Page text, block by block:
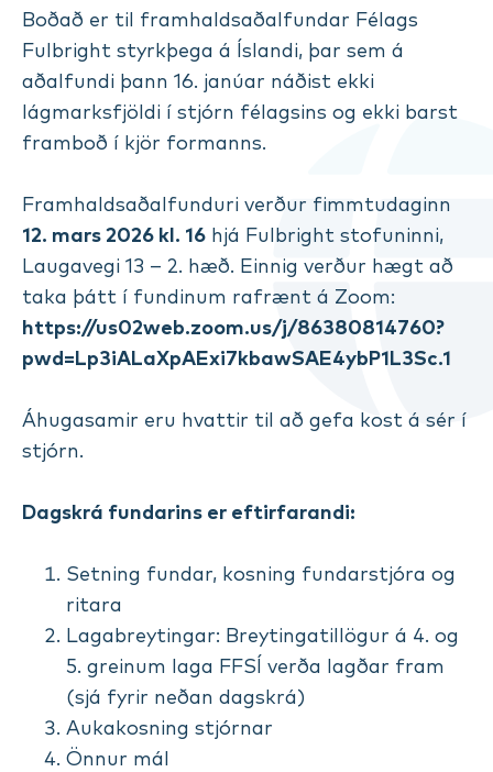
Boðað er til framhaldsaðalfundar Félags
Fulbright styrkþega á Íslandi, þar sem á
aðalfundi þann 16. janúar náðist ekki
lágmarksfjöldi í stjórn félagsins og ekki barst
framboð í kjör formanns.
Framhaldsaðalfunduri verður fimmtudaginn
12. mars 2026 kl. 16 hjá Fulbright stofuninni,
Laugavegi 13 – 2. hæð. Einnig verður hægt að
taka þátt í fundinum rafrænt á Zoom:
https://us02web.zoom.us/j/86380814760?
pwd=Lp3iALaXpAExi7kbawSAE4ybP1L3Sc.1
Áhugasamir eru hvattir til að gefa kost á sér í
stjórn.
Dagskrá fundarins er eftirfarandi:
Setning fundar, kosning fundarstjóra og
ritara
Lagabreytingar: Breytingatillögur á 4. og
5. greinum laga FFSÍ verða lagðar fram
(sjá fyrir neðan dagskrá)
Aukakosning stjórnar
Önnur mál